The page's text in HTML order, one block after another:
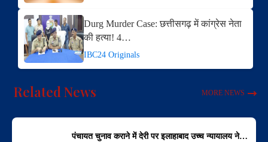
Durg Murder Case: छत्तीसगढ़ में कांग्रेस नेता
की हत्या! 4…
IBC24 Originals
Related News MORE NEWS
पंचायत चुनाव कराने में देरी पर इलाहाबाद उच्च न्यायालय ने…